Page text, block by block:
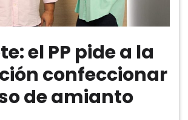
el PP pide a la
confeccionar
de amianto